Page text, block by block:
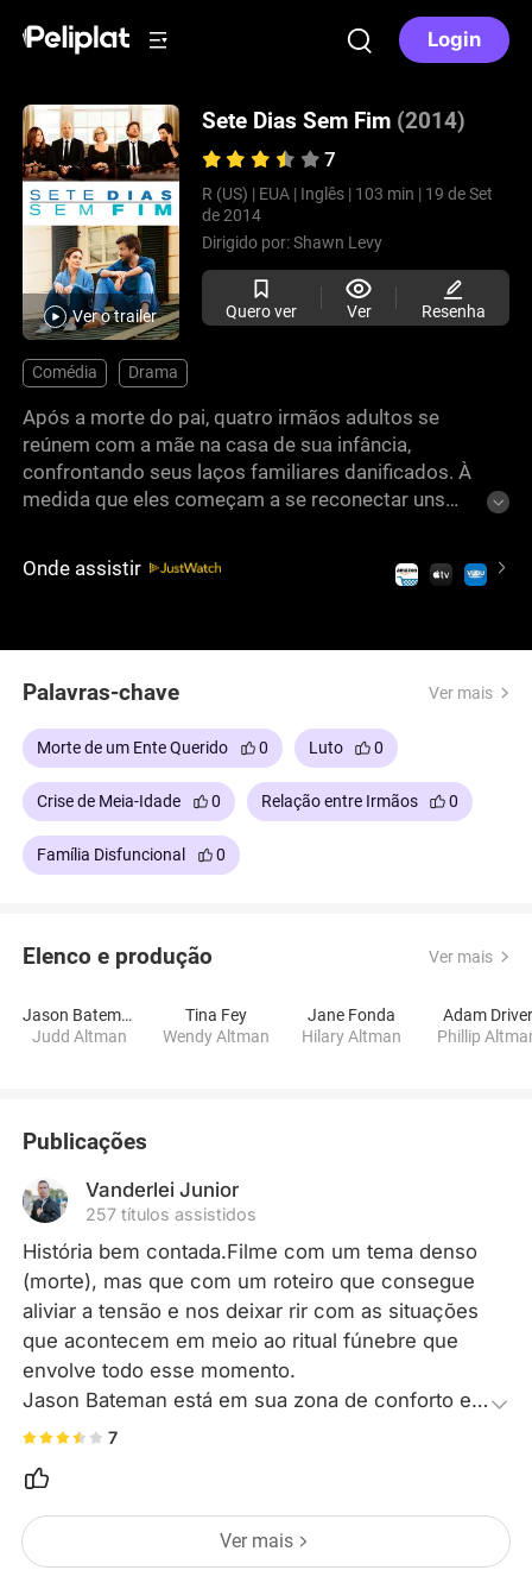
Login
Ver o trailer
Sete Dias Sem Fim (2014)
7
R (US) | EUA | Inglês | 103 min | 19 de Set
de 2014
Dirigido por:Shawn Levy
Quero ver Ver Resenha
Comédia Drama
Após a morte do pai, quatro irmãos adultos se
reúnem com a mãe na casa de sua infância,
confrontando seus laços familiares danificados. À
medida que eles começam a se reconectar uns
ocorre, a meio caminho entre o humor e a tristeza.
Uma comédia-drama ácida, com um tom de
Onde assistir
Palavras-chave Ver mais
Morte de um Ente Querido 0 Luto 0
Crise de Meia-Idade 0 Relação entre Irmãos 0
Família Disfuncional 0
Elenco e produção Ver mais
Jason Bateman
Judd Altman
Tina Fey
Wendy Altman
Jane Fonda
Hilary Altman
Adam Driver
Phillip
Publicações
Vanderlei Junior
257 títulos assistidos
História bem contada.Filme com um tema denso
(morte), mas que com um roteiro que consegue
aliviar a tensão e nos deixar rir com as situações
que acontecem em meio ao ritual fúnebre que
envolve todo esse momento.
Jason Bateman está em sua zona de conforto e
me lembrou bastante sua atuação como o
Development e o elenco de apoio com grandes
nomes ajudam na sintonia do filme.
Recomendo!
7
Ver mais